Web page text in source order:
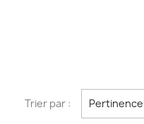
Trier par : Pertinence